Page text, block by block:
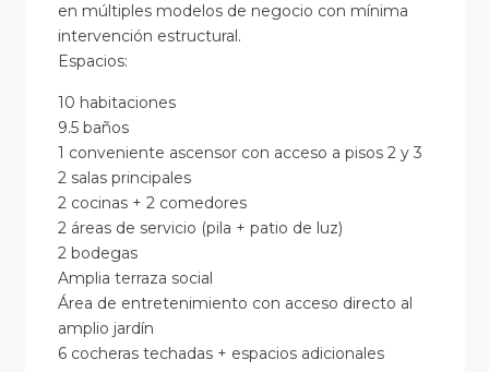
en múltiples modelos de negocio con mínima
intervención estructural.
Espacios:
10 habitaciones
9.5 baños
1 conveniente ascensor con acceso a pisos 2 y 3
2 salas principales
2 cocinas + 2 comedores
2 áreas de servicio (pila + patio de luz)
2 bodegas
Amplia terraza social
Área de entretenimiento con acceso directo al
amplio jardín
6 cocheras techadas + espacios adicionales